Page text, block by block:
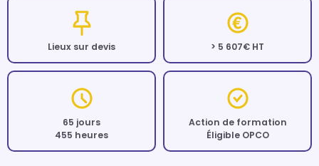
Lieux sur devis > 5 607€ HT
65 jours
455 heures
Action de formation
Éligible OPCO